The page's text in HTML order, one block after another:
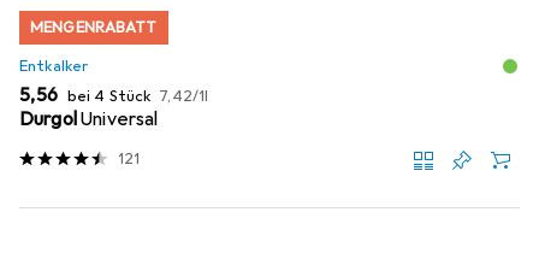
MENGENRABATT
Entkalker
EUR
5,56 bei 4 Stück EUR
7,42/1l
DurgolUniversal
121